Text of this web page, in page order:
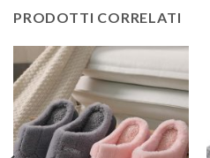
PRODOTTI CORRELATI